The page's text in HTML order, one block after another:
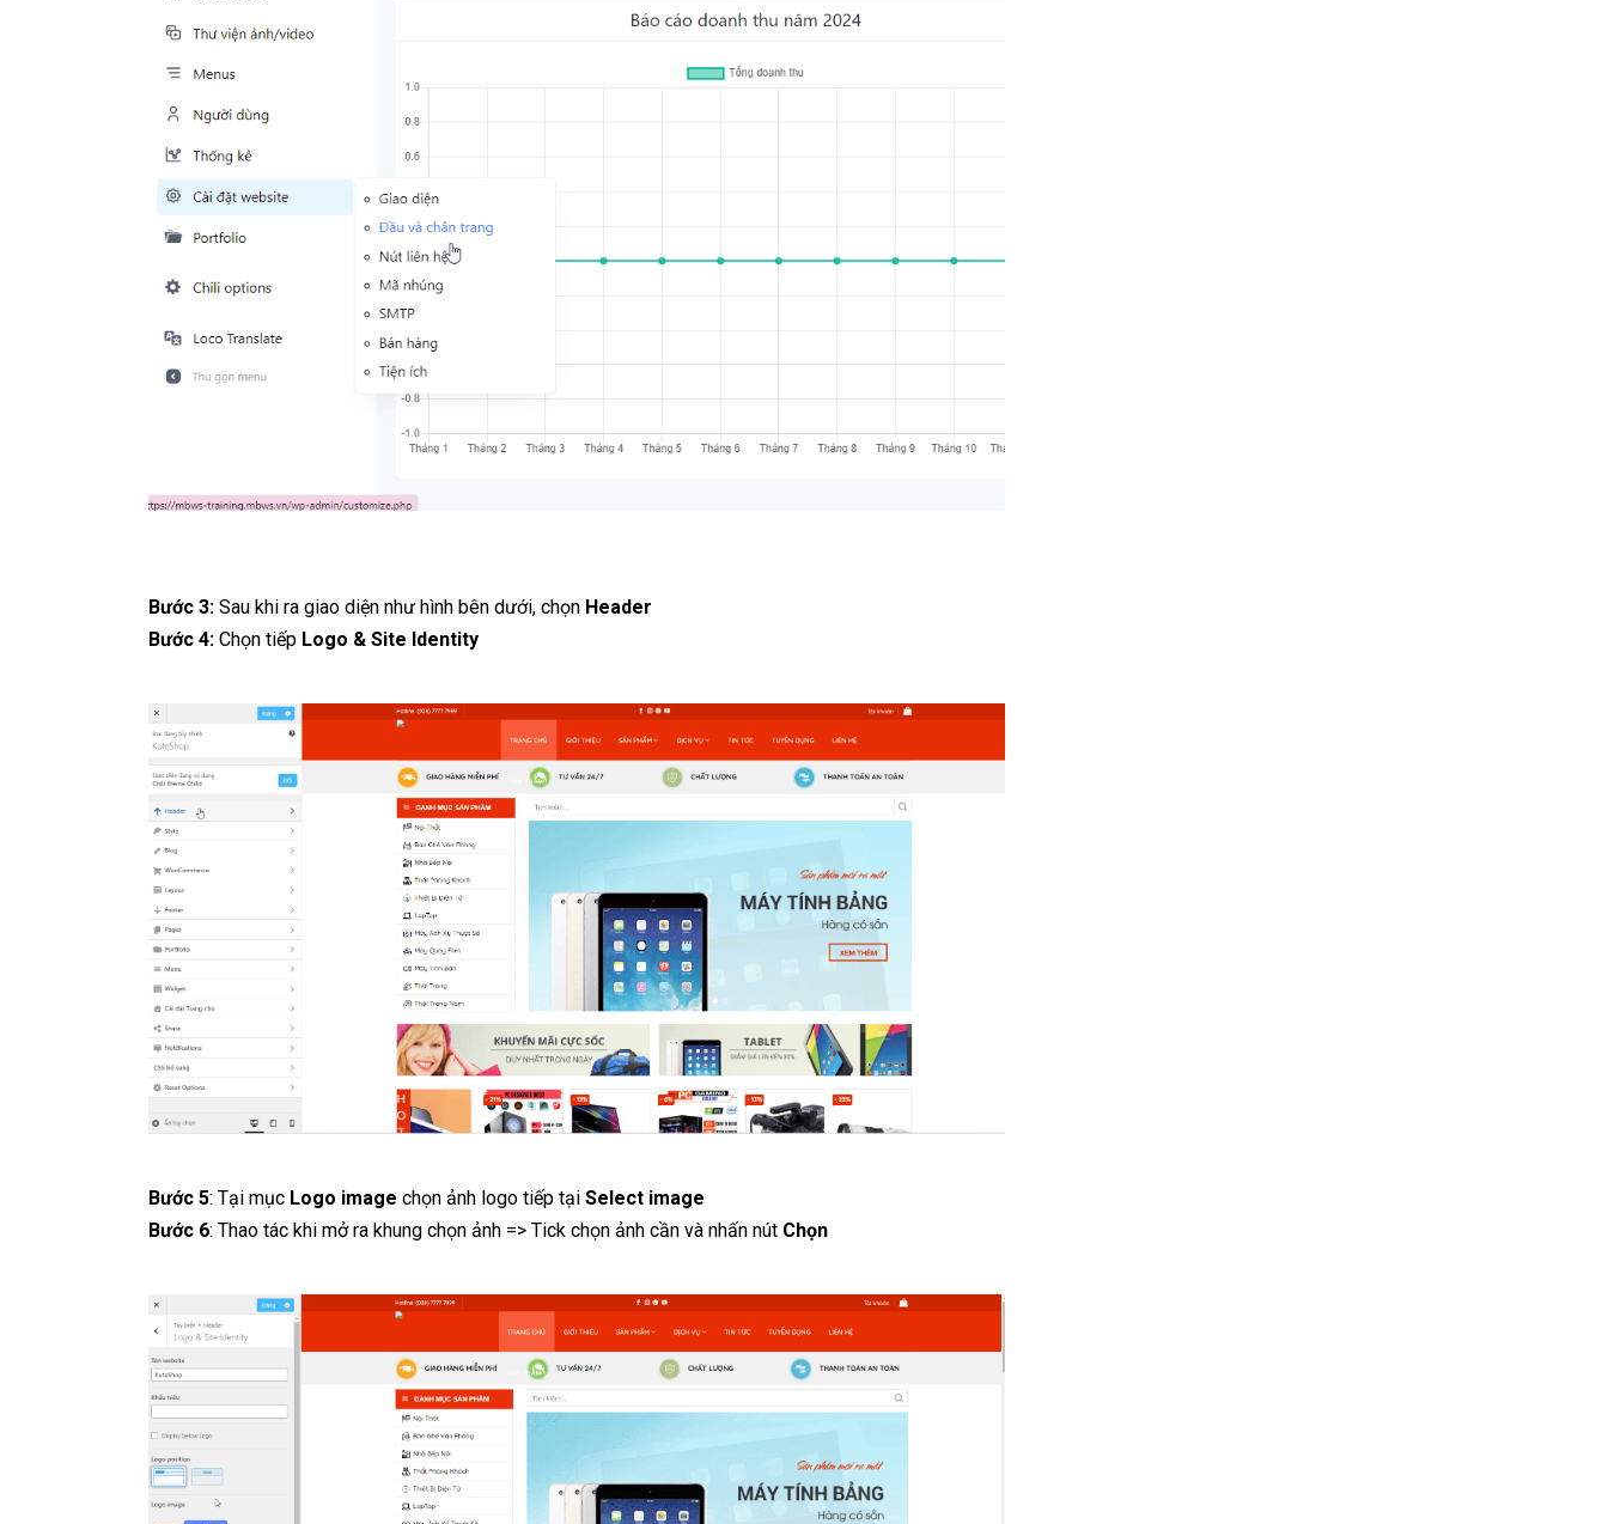
Bước 3: Sau khi ra giao diện như hình bên dưới, chọn Header
Bước 4: Chọn tiếp Logo & Site Identity
Bước 5: Tại mục Logo image chọn ảnh logo tiếp tại Select image
Bước 6: Thao tác khi mở ra khung chọn ảnh => Tick chọn ảnh cần và nhấn nút Chọn